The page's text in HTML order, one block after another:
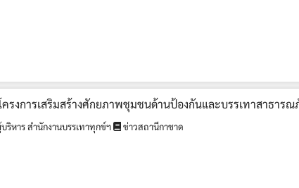
รงการเสริมสร้างศักยภาพชุมชนด้านป้องกันและบรรเทาสาธารณ
หาร สำนักงานบรรเทาทุกข์ฯ ข่าวสถานีกาชาด